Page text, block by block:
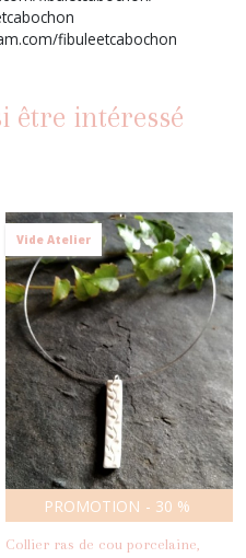
fibuleetcabochon
être intéressé
Vide Atelier
PROMOTION - 30 %
Collier ras de cou porcelaine,